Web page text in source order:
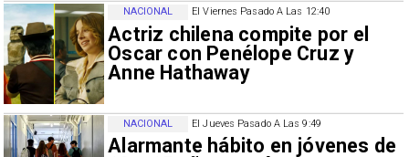
El Viernes Pasado A Las 12:40
Actriz chilena compite por el
Oscar con Penélope Cruz y
Anne Hathaway
NACIONAL
El Jueves Pasado A Las 9:49
Alarmante hábito en jóvenes de
NACIONAL